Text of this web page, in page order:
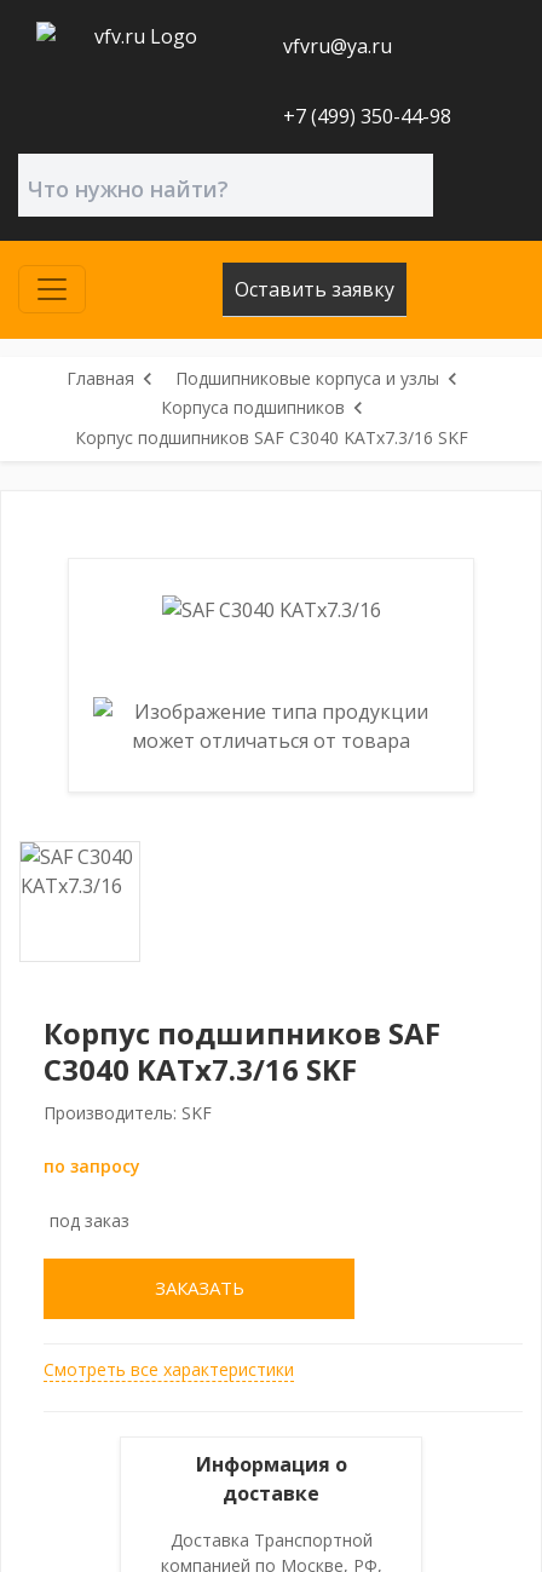
vfvru@ya.ru
+7 (499) 350-44-98
Оставить заявку
Главная
Подшипниковые корпуса и узлы
Корпуса подшипников
Корпус подшипников SAF C3040 KATx7.3/16 SKF
Корпус подшипников SAF
C3040 KATx7.3/16 SKF
Производитель: SKF
по запросу
под заказ
ЗАКАЗАТЬ
Смотреть все характеристики
Информация о
доставке
Доставка Транспортной
компанией по Москве, РФ,